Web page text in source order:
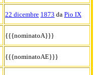
22 dicembre 1873 da Pio IX
{{{nominatoA}}}
{{{nominatoAE}}}